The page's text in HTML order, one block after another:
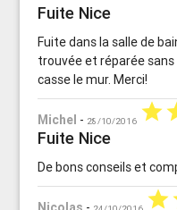
Fuite Nice
Fuite dans la salle de
trouvée et réparée
casse le mur. Merci!
Michel - 28/10/2016 star
Fuite Nice
De bons conseils et
star